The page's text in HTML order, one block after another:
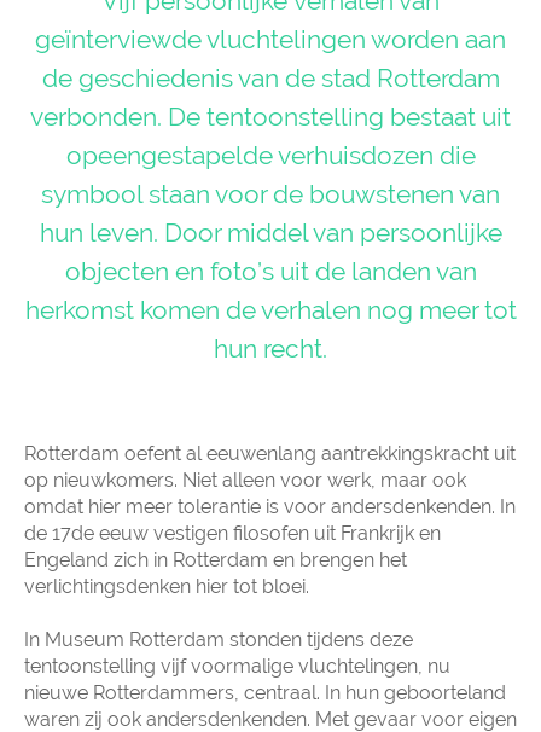
geïnterviewde vluchtelingen worden aan
de geschiedenis van de stad Rotterdam
verbonden. De tentoonstelling bestaat uit
opeengestapelde verhuisdozen die
symbool staan voor de bouwstenen van
hun leven. Door middel van persoonlijke
objecten en foto’s uit de landen van
herkomst komen de verhalen nog meer tot
hun recht.
Rotterdam oefent al eeuwenlang aantrekkingskracht uit
op nieuwkomers. Niet alleen voor werk, maar ook
omdat hier meer tolerantie is voor andersdenkenden. In
de 17de eeuw vestigen filosofen uit Frankrijk en
Engeland zich in Rotterdam en brengen het
verlichtingsdenken hier tot bloei.
In Museum Rotterdam stonden tijdens deze
tentoonstelling vijf voormalige vluchtelingen, nu
nieuwe Rotterdammers, centraal. In hun geboorteland
waren zij ook andersdenkenden. Met gevaar voor eigen